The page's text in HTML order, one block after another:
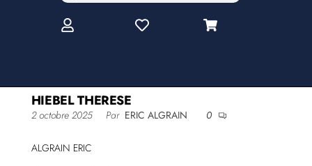
HIEBEL THERESE
2 octobre 2025 Par ERIC ALGRAIN 0
ALGRAIN ERIC